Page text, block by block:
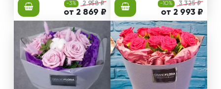
-3% 2 958 ₽
от 2 869 ₽
-10% 3 325 ₽
от 2 993 ₽